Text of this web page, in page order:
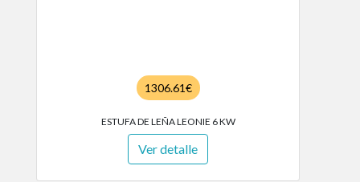
1306.61€
ESTUFA DE LEÑA LEONIE 6 KW
Ver detalle